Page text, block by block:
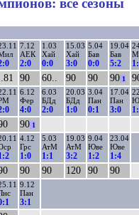
все сезоны
7.12
АЕК
2:0
1.03
Хай
0:0
15.03
Хай
3:0
5.04
Бав
0:0
19.04
Бав
5:2
..81 90 60.. 90 90 901
6.12
Фер
4:0
6.03
БДд
2:0
20.03
БДд
1:0
3.04
Пан
0:1
17.04
Пан
3:0
901
4.12
Грс
1:0
5.03
АтМ
1:1
19.03
АтМ
3:2
9.04
Юве
1:2
23.04
Юве
1:4
90 90 120 90 90
9.12
Пан
3:1